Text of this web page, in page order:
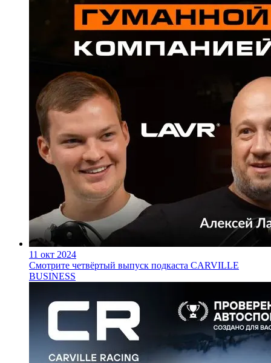
11 окт 2024
Смотрите четвёртый выпуск подкаста CARVILLE
BUSINESS